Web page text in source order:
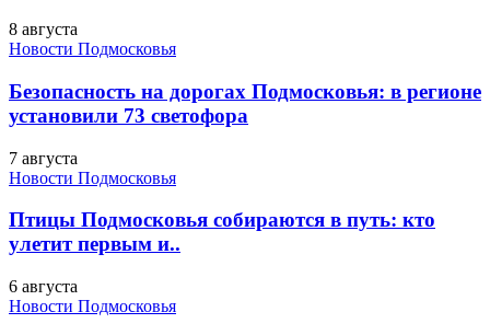
8 августа
Новости Подмосковья
Безопасность на дорогах Подмосковья: в регионе
установили 73 светофора
7 августа
Новости Подмосковья
Птицы Подмосковья собираются в путь: кто
улетит первым и..
6 августа
Новости Подмосковья